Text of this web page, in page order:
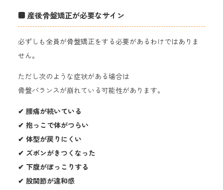
■ 産後骨盤矯正が必要なサイン
必ずしも全員が骨盤矯正をする必要があるわけではありま
せん。
ただし次のような症状がある場合は
骨盤バランスが崩れている可能性があります。
✔ 腰痛が続いている
✔ 抱っこで体がつらい
✔ 体型が戻りにくい
✔ ズボンがきつくなった
✔ 下腹がぽっこりする
✔ 股関節が違和感